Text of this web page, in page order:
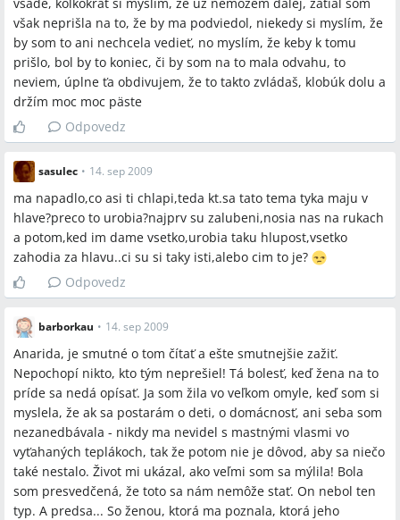
však neprišla na to, že by ma podviedol, niekedy si myslím, že
by som to ani nechcela vedieť, no myslím, že keby k tomu
prišlo, bol by to koniec, či by som na to mala odvahu, to
neviem, úplne ťa obdivujem, že to takto zvládaš, klobúk dolu a
držím moc moc päste
Odpovedz
sasulec • 14. sep 2009
ma napadlo,co asi ti chlapi,teda kt.sa tato tema tyka maju v
hlave?preco to urobia?najprv su zalubeni,nosia nas na rukach
a potom,ked im dame vsetko,urobia taku hlupost,vsetko
zahodia za hlavu..ci su si taky isti,alebo cim to je?
Odpovedz
barborkau • 14. sep 2009
Anarida, je smutné o tom čítať a ešte smutnejšie zažiť.
Nepochopí nikto, kto tým neprešiel! Tá bolesť, keď žena na to
príde sa nedá opísať. Ja som žila vo veľkom omyle, keď som si
myslela, že ak sa postarám o deti, o domácnosť, ani seba som
nezanedbávala - nikdy ma nevidel s mastnými vlasmi vo
vyťahaných teplákoch, tak že potom nie je dôvod, aby sa niečo
také nestalo. Život mi ukázal, ako veľmi som sa mýlila! Bola
som presvedčená, že toto sa nám nemôže stať. On nebol ten
typ. A predsa... So ženou, ktorá ma poznala, ktorá jeho